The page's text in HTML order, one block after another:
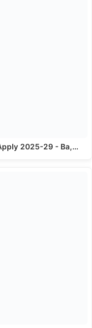
2025-29 - Ba,…